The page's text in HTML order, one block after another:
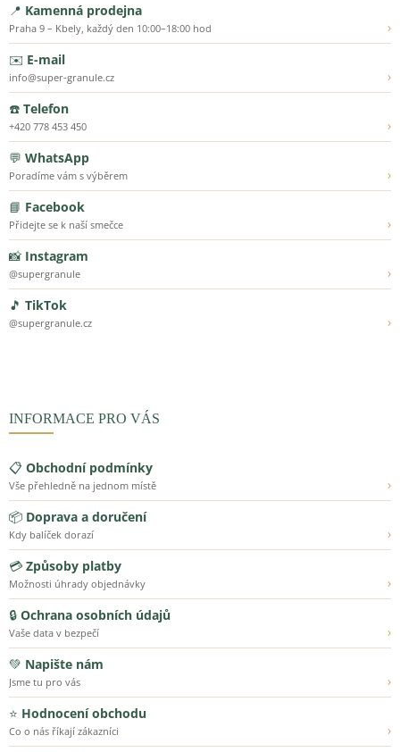
📍 Kamenná prodejna
Praha 9 – Kbely, každý den 10:00–18:00 hod
›
✉️ E-mail
info@super-granule.cz
›
☎️ Telefon
+420 778 453 450
›
💬 WhatsApp
Poradíme vám s výběrem
›
📘 Facebook
Přidejte se k naší smečce
›
📸 Instagram
@supergranule
›
🎵 TikTok
@supergranule.cz ›
INFORMACE PRO VÁS
📋 Obchodní podmínky
Vše přehledně na jednom místě
›
📦 Doprava a doručení
Kdy balíček dorazí
›
💳 Způsoby platby
Možnosti úhrady objednávky
›
🔒 Ochrana osobních údajů
Vaše data v bezpečí
›
💚 Napište nám
Jsme tu pro vás
›
⭐ Hodnocení obchodu
Co o nás říkají zákazníci
›